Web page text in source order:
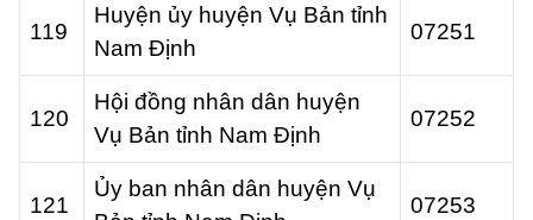
119
Huyện ủy huyện Vụ Bản tỉnh
Nam Định
07251
120
Hội đồng nhân dân huyện
Vụ Bản tỉnh Nam Định
07252
121
Ủy ban nhân dân huyện Vụ
07253